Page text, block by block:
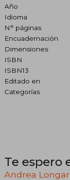
Año
Idioma
N° páginas
Encuadernación
Dimensiones
ISBN
ISBN13
Editado en
Categorías
Te espero
Andrea